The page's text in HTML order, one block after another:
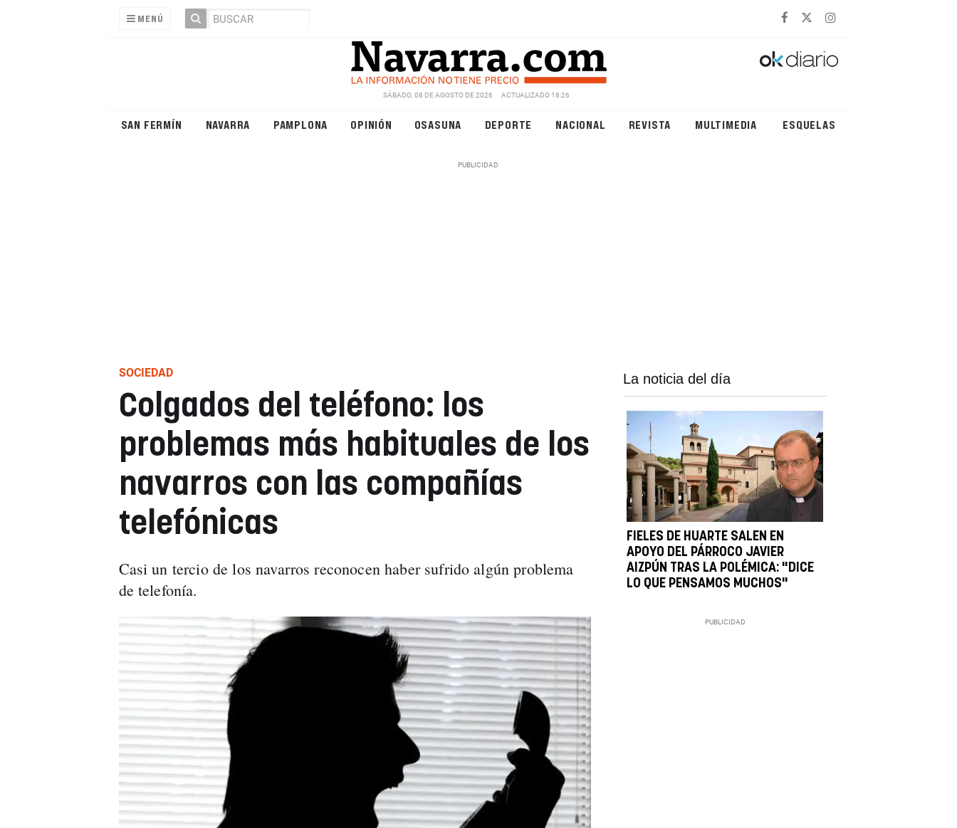
MENÚ
SÁBADO, 08 DE AGOSTO DE 2026 ACTUALIZADO 18:26
SAN FERMÍN NAVARRA PAMPLONA OPINIÓN OSASUNA DEPORTE NACIONAL REVISTA MULTIMEDIA ESQUELAS
SOCIEDAD
Colgados del teléfono: los
problemas más habituales de los
navarros con las compañías
telefónicas
Casi un tercio de los navarros reconocen haber sufrido algún problema
de telefonía.
La noticia del día
FIELES DE HUARTE SALEN EN
APOYO DEL PÁRROCO JAVIER
AIZPÚN TRAS LA POLÉMICA: "DICE
LO QUE PENSAMOS MUCHOS"